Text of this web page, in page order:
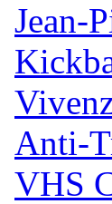
Jean-
Anti-
VHS